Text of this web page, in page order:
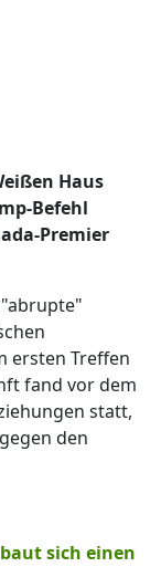
Haus
Befehl
Premier
ersten Treffen
fand vor dem
statt,
den
sich einen